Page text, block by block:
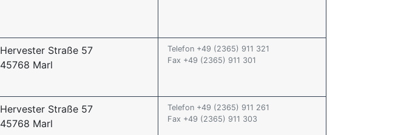
Hervester Straße 57
45768 Marl
Telefon +49 (2365) 911 321
Fax +49 (2365) 911 301
Hervester Straße 57
45768 Marl
Telefon +49 (2365) 911 261
Fax +49 (2365) 911 303